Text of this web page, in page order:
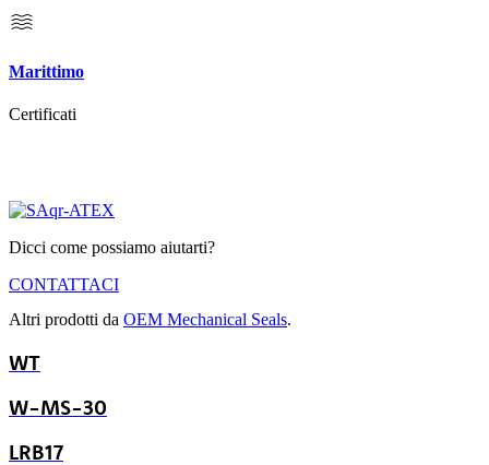
Marittimo
Certificati
Dicci come possiamo aiutarti?
CONTATTACI
Altri prodotti da OEM Mechanical Seals.
WT
W-MS-30
LRB17